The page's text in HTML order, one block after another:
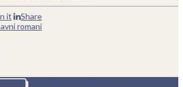
it
Share
romani